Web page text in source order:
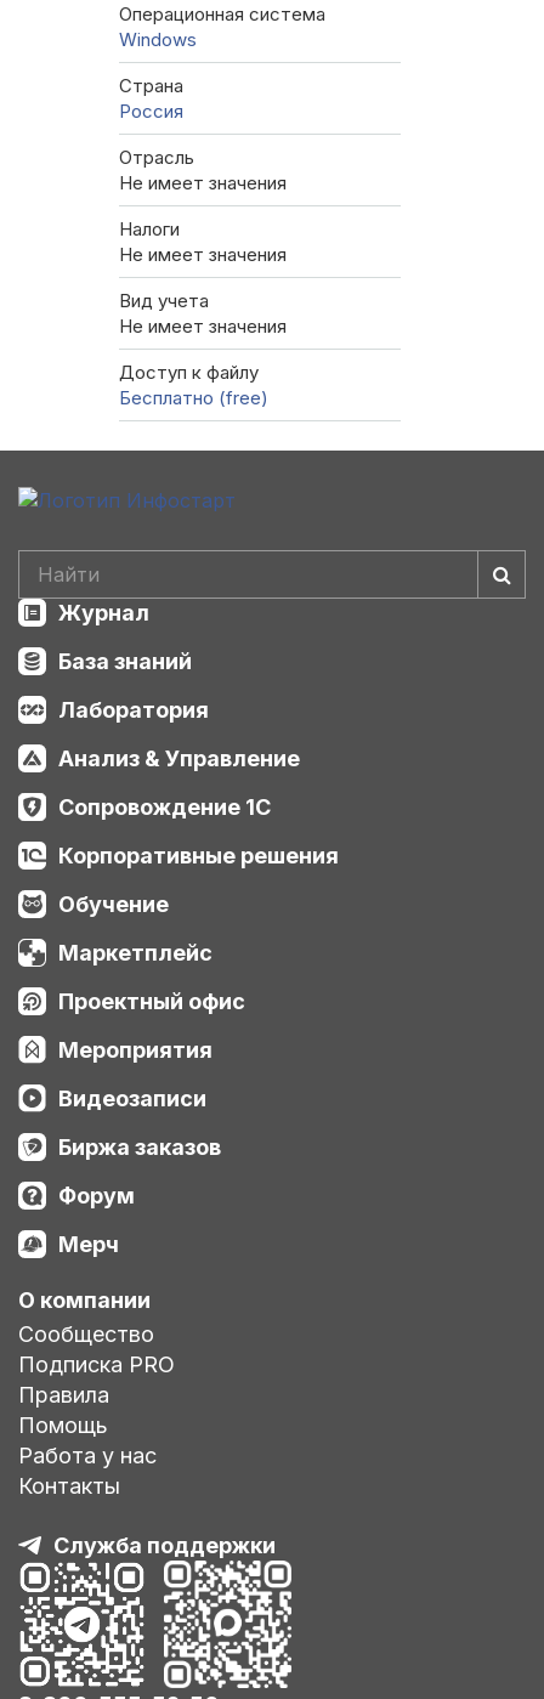
Операционная система
Windows
Страна
Россия
Отрасль
Не имеет значения
Налоги
Не имеет значения
Вид учета
Не имеет значения
Доступ к файлу
Бесплатно (free)
Журнал
База знаний
Лаборатория
Анализ & Управление
Сопровождение 1С
Корпоративные решения
Обучение
Маркетплейс
Проектный офис
Мероприятия
Видеозаписи
Биржа заказов
Форум
Мерч
О компании
Сообщество
Подписка PRO
Правила
Помощь
Работа у нас
Контакты
Служба поддержки